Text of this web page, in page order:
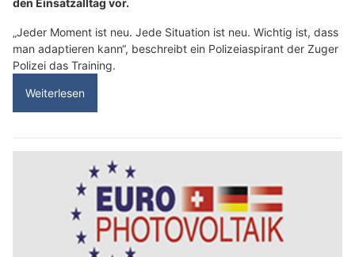
den Einsatzalltag vor.
„Jeder Moment ist neu. Jede Situation ist neu. Wichtig ist, dass
man adaptieren kann“, beschreibt ein Polizeiaspirant der Zuger
Polizei das Training.
Weiterlesen